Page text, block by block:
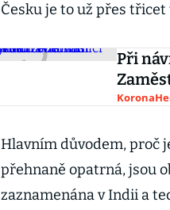
Česku je to už přes třicet
Při
Hlavním důvodem, proč
přehnaně opatrná, jsou
zaznamenána v Indii a